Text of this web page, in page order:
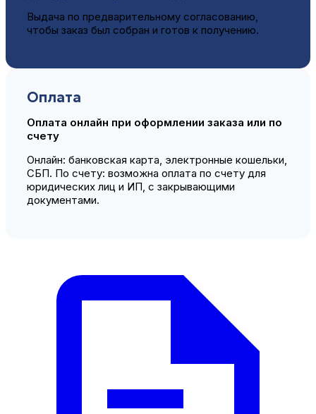
Выдача по предварительному согласованию,
чтобы заказ был собран и готов к получению.
Оплата
Оплата онлайн при оформлении заказа или по
счету
Онлайн: банковская карта, электронные кошельки,
СБП. По счету: возможна оплата по счету для
юридических лиц и ИП, с закрывающими
документами.